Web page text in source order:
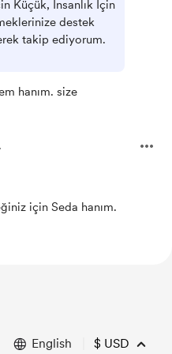
Küçük, İnsanlık İçin
destek
takip ediyorum.
hanım. size
için Seda hanım.
English $ USD